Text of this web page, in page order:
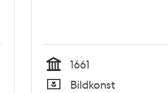
Tid
1661
Bildkonst